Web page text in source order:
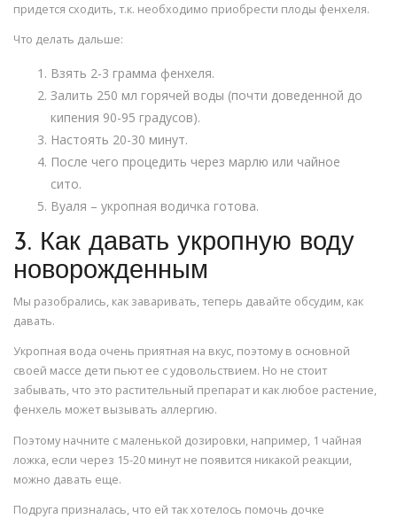
придется сходить, т.к. необходимо приобрести плоды фенхеля.
Что делать дальше:
Взять 2-3 грамма фенхеля.
Залить 250 мл горячей воды (почти доведенной до
кипения 90-95 градусов).
Настоять 20-30 минут.
После чего процедить через марлю или чайное
сито.
Вуаля – укропная водичка готова.
3. Как давать укропную воду
новорожденным
Мы разобрались, как заваривать, теперь давайте обсудим, как
давать.
Укропная вода очень приятная на вкус, поэтому в основной
своей массе дети пьют ее с удовольствием. Но не стоит
забывать, что это растительный препарат и как любое растение,
фенхель может вызывать аллергию.
Поэтому начните с маленькой дозировки, например, 1 чайная
ложка, если через 15-20 минут не появится никакой реакции,
можно давать еще.
Подруга призналась, что ей так хотелось помочь дочке